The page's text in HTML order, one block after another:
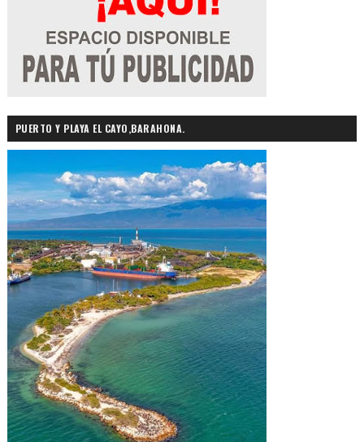
PUERTO Y PLAYA EL CAYO,BARAHONA.